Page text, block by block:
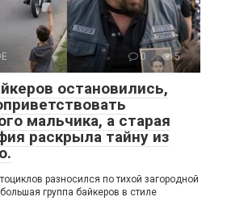
0 5
остановились,
мальчика, а старая
раскрыла тайну из
разносился по тихой загородной
группа байкеров в стиле